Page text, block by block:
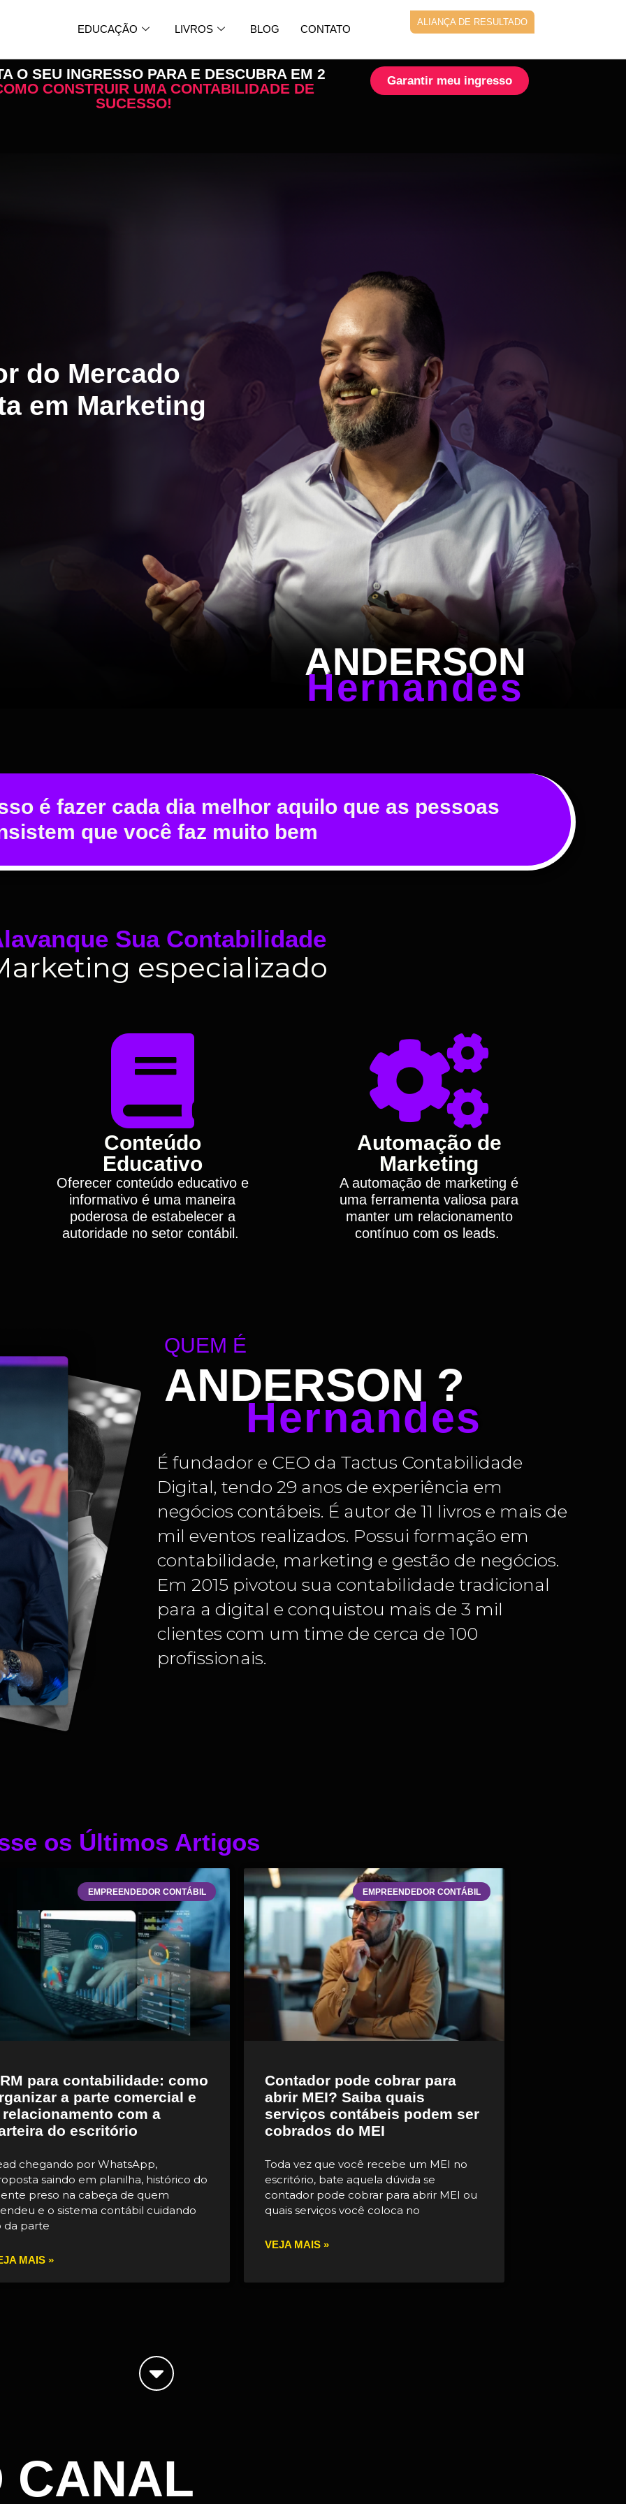
EDUCAÇÃO LIVROS BLOG CONTATO
ALIANÇA DE RESULTADO
O SEU INGRESSO PARA E DESCUBRA EM 2
CONSTRUIR UMA CONTABILIDADE DE
SUCESSO!
Garantir meu ingresso
do Mercado
em Marketing
ANDERSON
Hernandes
é fazer cada dia melhor aquilo que as pessoas
que você faz muito bem
Sua Contabilidade
especializado
Conteúdo
Educativo
Oferecer conteúdo educativo e
informativo é uma maneira
poderosa de estabelecer a
autoridade no setor contábil.
Automação de
Marketing
A automação de marketing é
uma ferramenta valiosa para
manter um relacionamento
contínuo com os leads.
QUEM É
ANDERSON ?
Hernandes
É fundador e CEO da Tactus Contabilidade
Digital, tendo 29 anos de experiência em
negócios contábeis. É autor de 11 livros e mais de
mil eventos realizados. Possui formação em
contabilidade, marketing e gestão de negócios.
Em 2015 pivotou sua contabilidade tradicional
para a digital e conquistou mais de 3 mil
clientes com um time de cerca de 100
profissionais.
os Últimos Artigos
EMPREENDEDOR CONTÁBIL
para contabilidade: como
a parte comercial e
relacionamento com a
do escritório
chegando por WhatsApp,
saindo em planilha, histórico do
preso na cabeça de quem
e o sistema contábil cuidando
da parte
MAIS »
EMPREENDEDOR CONTÁBIL
Contador pode cobrar para
abrir MEI? Saiba quais
serviços contábeis podem ser
cobrados do MEI
Toda vez que você recebe um MEI no
escritório, bate aquela dúvida se
contador pode cobrar para abrir MEI ou
quais serviços você coloca no
VEJA MAIS »
CANAL